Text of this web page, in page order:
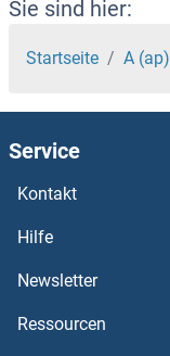
APBB3 Antikörper
APBB2 Antikörper
APBA3 Antikörper
APBA2 Antikörper
APAF1 Antikörper
AP5Z1 Antikörper
Sie sind hier:
Startseite A (ap)
Service
Kontakt
Hilfe
Newsletter
Ressourcen